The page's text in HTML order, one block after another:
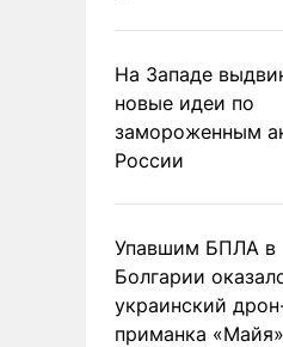
На Западе
новые идеи по
замороженным
России
Упавшим БПЛА в
Болгарии
украинский
приманка «Майя»